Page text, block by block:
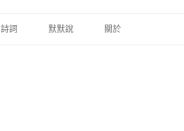
詩詞 默默說 關於